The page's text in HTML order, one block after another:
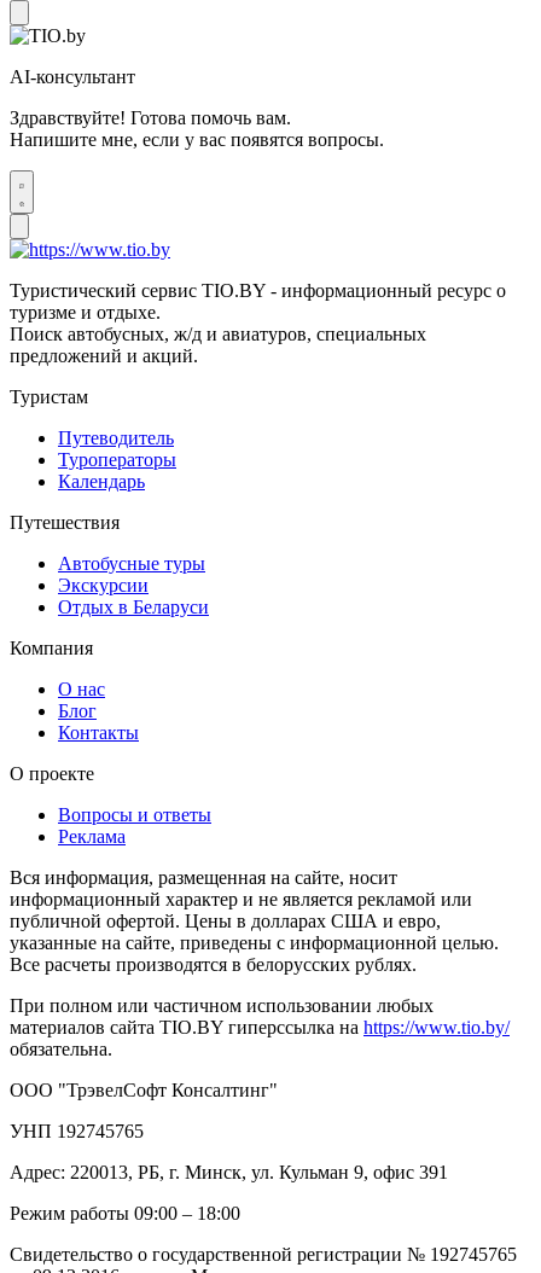
AI-консультант
Здравствуйте! Готова помочь вам.
Напишите мне, если у вас появятся вопросы.
Туристический сервис TIO.BY - информационный ресурс о
туризме и отдыхе.
Поиск автобусных, ж/д и авиатуров, специальных
предложений и акций.
Туристам
Путеводитель
Туроператоры
Календарь
Путешествия
Автобусные туры
Экскурсии
Отдых в Беларуси
Компания
О нас
Блог
Контакты
О проекте
Вопросы и ответы
Реклама
Вся информация, размещенная на сайте, носит
информационный характер и не является рекламой или
публичной офертой. Цены в долларах США и евро,
указанные на сайте, приведены с информационной целью.
Все расчеты производятся в белорусских рублях.
При полном или частичном использовании любых
материалов сайта TIO.BY гиперссылка на https://www.tio.by/
обязательна.
ООО "ТрэвелСофт Консалтинг"
УНП 192745765
Адрес: 220013, РБ, г. Минск, ул. Кульман 9, офис 391
Режим работы 09:00 – 18:00
Свидетельство о государственной регистрации № 192745765